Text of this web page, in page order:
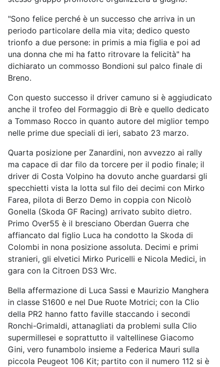
"Sono felice perché è un successo che arriva in un
periodo particolare della mia vita; dedico questo
trionfo a due persone: in primis a mia figlia e poi ad
una donna che mi ha fatto ritrovare la felicità" ha
dichiarato un commosso Bondioni sul palco finale di
Breno.
Con questo successo il driver camuno si è aggiudicato
anche il trofeo del Formaggio di Brè e quello dedicato
a Tommaso Rocco in quanto autore del miglior tempo
nelle prime due speciali di ieri, sabato 23 marzo.
Quarta posizione per Zanardini, non avvezzo ai rally
ma capace di dar filo da torcere per il podio finale; il
driver di Costa Volpino ha dovuto anche guardarsi gli
specchietti vista la lotta sul filo dei decimi con Mirko
Farea, pilota di Berzo Demo in coppia con Nicolò
Gonella (Skoda GF Racing) arrivato subito dietro.
Primo Over55 è il bresciano Oberdan Guerra che
affiancato dal figlio Luca ha condotto la Skoda di
Colombi in nona posizione assoluta. Decimi e primi
stranieri, gli elvetici Mirko Puricelli e Nicola Medici, in
gara con la Citroen DS3 Wrc.
Bella affermazione di Luca Sassi e Maurizio Manghera
in classe S1600 e nel Due Ruote Motrici; con la Clio
della PR2 hanno fatto faville staccando i secondi
Ronchi-Grimaldi, attanagliati da problemi sulla Clio
supermillesei e soprattutto il valtellinese Giacomo
Gini, vero funambolo insieme a Federica Mauri sulla
piccola Peugeot 106 Kit; partito con il numero 112 si è